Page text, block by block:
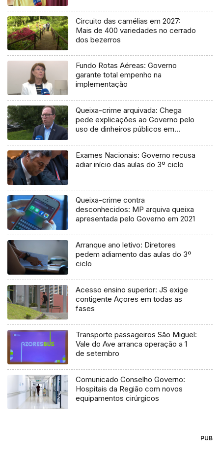
Circuito das camélias em 2027:
Mais de 400 variedades no cerrado
dos bezerros
Fundo Rotas Aéreas: Governo
garante total empenho na
implementação
Queixa-crime arquivada: Chega
pede explicações ao Governo pelo
uso de dinheiros públicos em
Exames Nacionais: Governo recusa
adiar início das aulas do 3º ciclo
Queixa-crime contra
desconhecidos: MP arquiva queixa
apresentada pelo Governo em 2021
Arranque ano letivo: Diretores
pedem adiamento das aulas do 3º
ciclo
Acesso ensino superior: JS exige
contigente Açores em todas as
fases
Transporte passageiros São Miguel:
Vale do Ave arranca operação a 1
de setembro
Comunicado Conselho Governo:
Hospitais da Região com novos
equipamentos cirúrgicos
PUB